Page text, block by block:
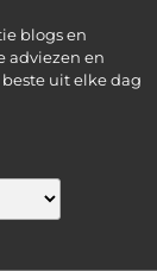
blogs en
adviezen en
uit elke dag